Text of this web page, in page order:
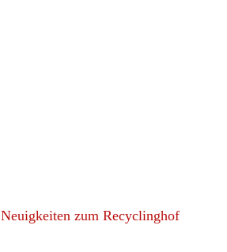
Neuigkeiten zum Recyclinghof